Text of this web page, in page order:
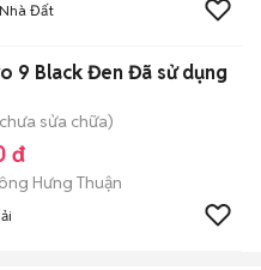
Đất
9 Black Đen Đã sử dụng
sửa chữa)
đ
Hưng Thuận